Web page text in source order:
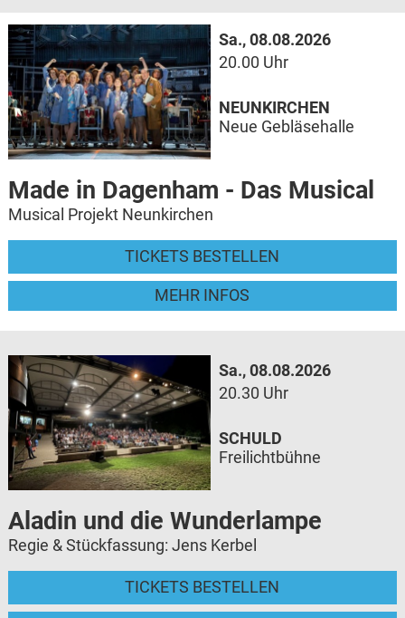
Sa., 08.08.2026
20.00 Uhr
Made in Dagenham - Das Musical
Musical Projekt Neunkirchen
TICKETS BESTELLEN
MEHR INFOS
NEUNKIRCHEN
Neue Gebläsehalle
Sa., 08.08.2026
20.30 Uhr
Aladin und die Wunderlampe
Regie & Stückfassung: Jens Kerbel
TICKETS BESTELLEN
SCHULD
Freilichtbühne